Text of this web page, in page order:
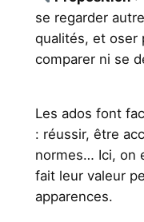
se regarder
qualités, et oser
comparer ni se
Les ados font
: réussir, être
normes… Ici, on
fait leur valeur
apparences.